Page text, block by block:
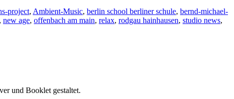
project, Ambient-Music, berlin school berliner schule, bernd-michael-
, new age, offenbach am main, relax, rodgau hainhausen, studio news,
und Booklet gestaltet.